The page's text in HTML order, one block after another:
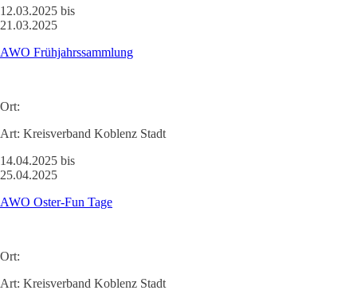
12.03.2025 bis
21.03.2025
AWO Frühjahrssammlung
Ort:
Art: Kreisverband Koblenz Stadt
14.04.2025 bis
25.04.2025
AWO Oster-Fun Tage
Ort:
Art: Kreisverband Koblenz Stadt